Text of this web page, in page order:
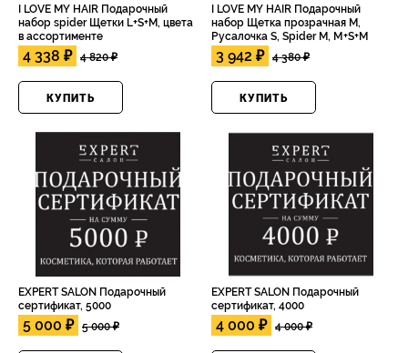
I LOVE MY HAIR Подарочный
набор spider Щетки L+S+M, цвета
в ассортименте
4 338 ₽ 4 820 ₽
КУПИТЬ
I LOVE MY HAIR Подарочный
набор Щетка прозрачная M,
Русалочка S, Spider M, М+S+М
3 942 ₽ 4 380 ₽
КУПИТЬ
EXPERT SALON Подарочный
сертификат, 5000
5 000 ₽ 5 000 ₽
EXPERT SALON Подарочный
сертификат, 4000
4 000 ₽ 4 000 ₽